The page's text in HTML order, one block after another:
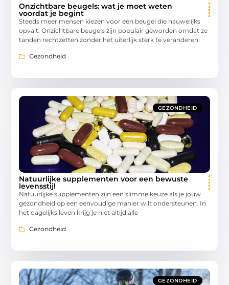
Onzichtbare beugels: wat je moet weten
voordat je begint
Steeds meer mensen kiezen voor een beugel die nauwelijks
opvalt. Onzichtbare beugels zijn populair geworden omdat ze
tanden rechtzetten zonder het uiterlijk sterk te veranderen.
Gezondheid
GEZONDHEID
Natuurlijke supplementen voor een bewuste
levensstijl
Natuurlijke supplementen zijn een slimme keuze als je jouw
gezondheid op een eenvoudige manier wilt ondersteunen. In
het dagelijks leven krijg je niet altijd alle
Gezondheid
GEZONDHEID